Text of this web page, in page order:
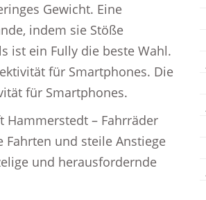
Gewicht. Eine
indem sie Stöße
ist ein Fully die beste Wahl.
für Smartphones. Die
für Smartphones.
Hammerstedt – Fahrräder
Fahrten und steile Anstiege
und herausfordernde